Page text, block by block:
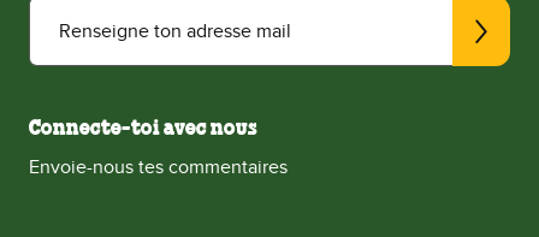
Renseigne ton adresse mail
Connecte-toi avec nous
Envoie-nous tes commentaires